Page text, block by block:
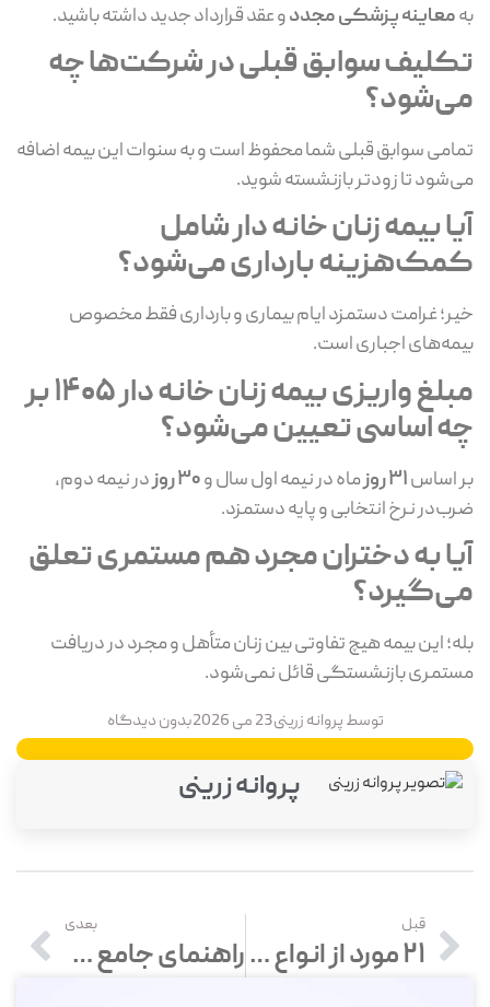
بهمعاینه پزشکی مجددو عقد قرارداد جدید داشته باشید.
تکلیف سوابق قبلی در شرکت‌ها چه
می‌شود؟
تمامی سوابق قبلی شما محفوظ است و به سنوات این بیمه اضافه
می‌شود تا زودتر بازنشسته شوید.
آیا بیمه زنان خانه دار شامل
کمک‌هزینه بارداری می‌شود؟
خیر؛ غرامت دستمزد ایام بیماری و بارداری فقط مخصوص
بیمه‌های اجباری است.
مبلغ واریزی بیمه زنان خانه دار 1405 بر
چه اساسی تعیین می‌شود؟
بر اساس۳۱ روز ماه در نیمه اول سال و۳۰ روز
در نیمه دوم،
ضرب‌در نرخ انتخابی و پایه دستمزد.
آیا به دختران مجرد هم مستمری تعلق
می‌گیرد؟
بله؛ این بیمه هیچ تفاوتی بین زنان متأهل و مجرد در دریافت
مستمری بازنشستگی قائل نمی‌شود.
توسطپروانه زرینی23 می 2026 بدون دیدگاه
پروانه زرینی
قبل
۲۱ مورد از انواع جرایم مالیاتی با نحوه بخشودگی
بعدی
راهنمای جامع صورت معاملات فصلی و آخرین مهلت ارسال معاملات فصلی در ۱۴۰۵